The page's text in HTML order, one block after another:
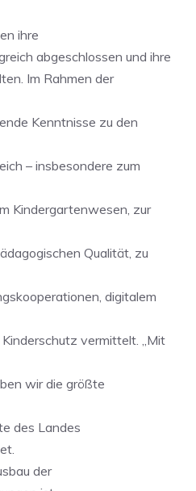
ihre
abgeschlossen und ihre
Im Rahmen der
Kenntnisse zu den
– insbesondere zum
Kindergartenwesen, zur
Qualität, zu
digitalem
vermittelt. „Mit
wir die größte
des Landes
der